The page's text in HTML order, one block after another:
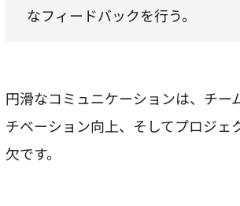
なフィードバックを行う。
円滑なコミュニケーションは、チー
チベーション向上、そしてプロジェ
欠です。